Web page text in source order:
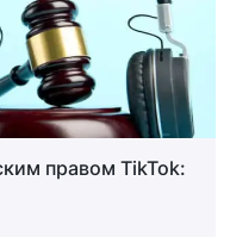
правом TikTok: